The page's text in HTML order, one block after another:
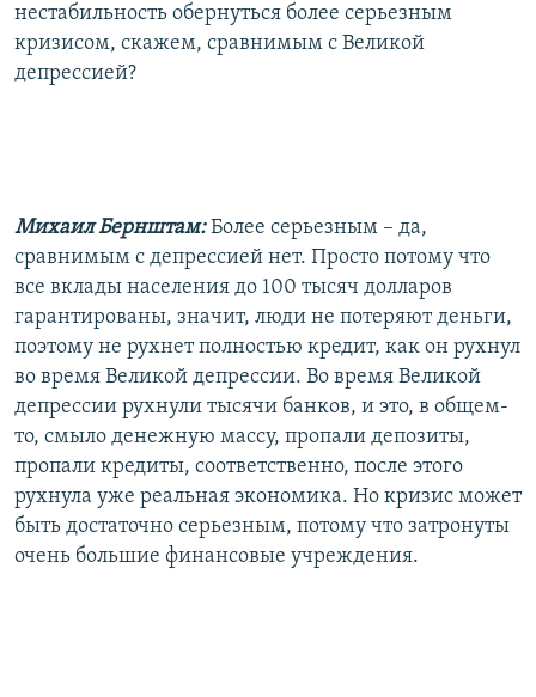
нестабильность обернуться более серьезным
кризисом, скажем, сравнимым с Великой
депрессией?
Михаил Бернштам:Более серьезным – да,
сравнимым с депрессией нет. Просто потому что
все вклады населения до 100 тысяч долларов
гарантированы, значит, люди не потеряют деньги,
поэтому не рухнет полностью кредит, как он рухнул
во время Великой депрессии. Во время Великой
депрессии рухнули тысячи банков, и это, в общем-
то, смыло денежную массу, пропали депозиты,
пропали кредиты, соответственно, после этого
рухнула уже реальная экономика. Но кризис может
быть достаточно серьезным, потому что затронуты
очень большие финансовые учреждения.